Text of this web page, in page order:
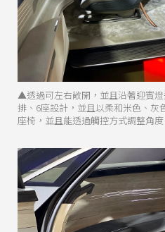
▲透過可左右敞開，並且沿著迎賓
排、6座設計，並且以柔和米色、灰
座椅，並且能透過觸控方式調整角